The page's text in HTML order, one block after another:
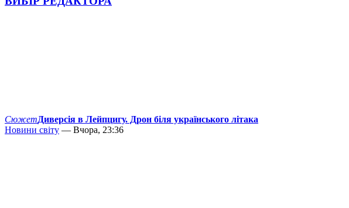
СюжетДиверсія в Лейпцигу. Дрон біля українського літака
Новини світу — Вчора, 23:36